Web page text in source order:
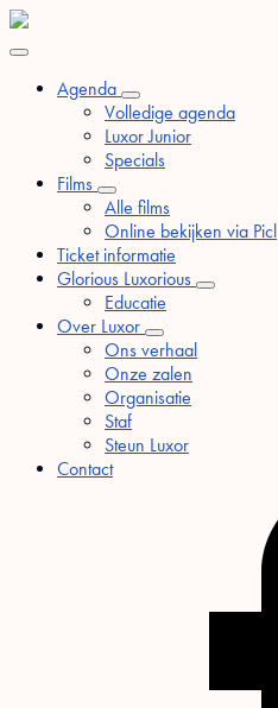
Agenda
Volledige agenda
Luxor Junior
Specials
Films
Alle films
Online bekijken via Picl
Ticket informatie
Glorious Luxorious
Educatie
Over Luxor
Ons verhaal
Onze zalen
Organisatie
Staf
Steun Luxor
Contact